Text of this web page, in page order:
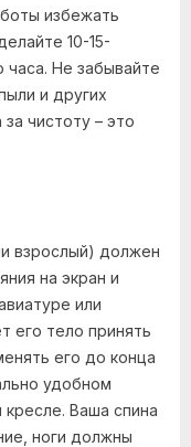
избежать
10-15-
Не забывайте
и других
чистоту – это
взрослый) должен
на экран и
или
его тело принять
его до конца
удобном
Ваша спина
ноги должны